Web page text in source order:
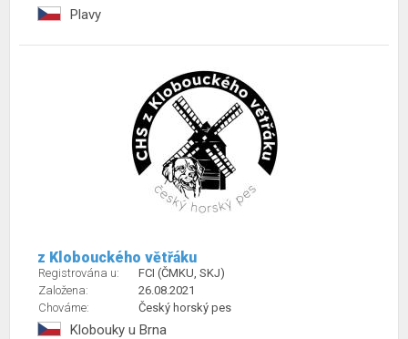
Plavy
z Klobouckého větřáku
Registrována u:
FCI (ČMKU, SKJ)
Založena:
26.08.2021
Chováme:
Český horský pes
Klobouky u Brna